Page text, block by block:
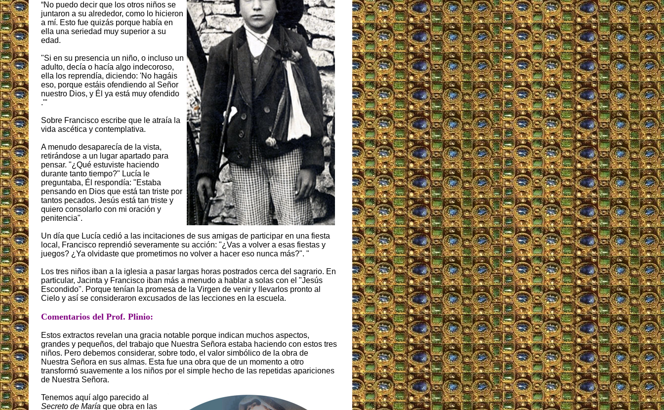
“No puedo decir que los otros niños se
juntaron a su alrededor, como lo hicieron
a mí. Esto fue quizás porque había en
ella una seriedad muy superior a su
edad.
"Si en su presencia un niño, o incluso un
adulto, decía o hacía algo indecoroso,
ella los reprendía, diciendo: 'No hagáis
eso, porque estáis ofendiendo al Señor
nuestro Dios, y Él ya está muy ofendido
.'"
Sobre Francisco escribe que le atraía la
vida ascética y contemplativa.
A menudo desaparecía de la vista,
retirándose a un lugar apartado para
pensar. "¿Qué estuviste haciendo
durante tanto tiempo?" Lucía le
preguntaba, Él respondía: "Estaba
pensando en Dios que está tan triste por
tantos pecados. Jesús está tan triste y
quiero consolarlo con mi oración y
penitencia".
Un día que Lucía cedió a las incitaciones de sus amigas de participar en una fiesta
local, Francisco reprendió severamente su acción: "¿Vas a volver a esas fiestas y
juegos? ¿Ya olvidaste que prometimos no volver a hacer eso nunca más?". "
Los tres niños iban a la iglesia a pasar largas horas postrados cerca del sagrario. En
particular, Jacinta y Francisco iban más a menudo a hablar a solas con el "Jesús
Escondido". Porque tenían la promesa de la Virgen de venir y llevarlos pronto al
Cielo y así se consideraron excusados ​​de las lecciones en la escuela.
Comentarios del Prof. Plinio:
Estos extractos revelan una gracia notable porque indican muchos aspectos,
grandes y pequeños, del trabajo que Nuestra Señora estaba haciendo con estos tres
niños. Pero debemos considerar, sobre todo, el valor simbólico de la obra de
Nuestra Señora en sus almas. Esta fue una obra que de un momento a otro
transformó suavemente a los niños por el simple hecho de las repetidas apariciones
de Nuestra Señora.
Tenemos aquí algo parecido al
Secreto de María que obra en las